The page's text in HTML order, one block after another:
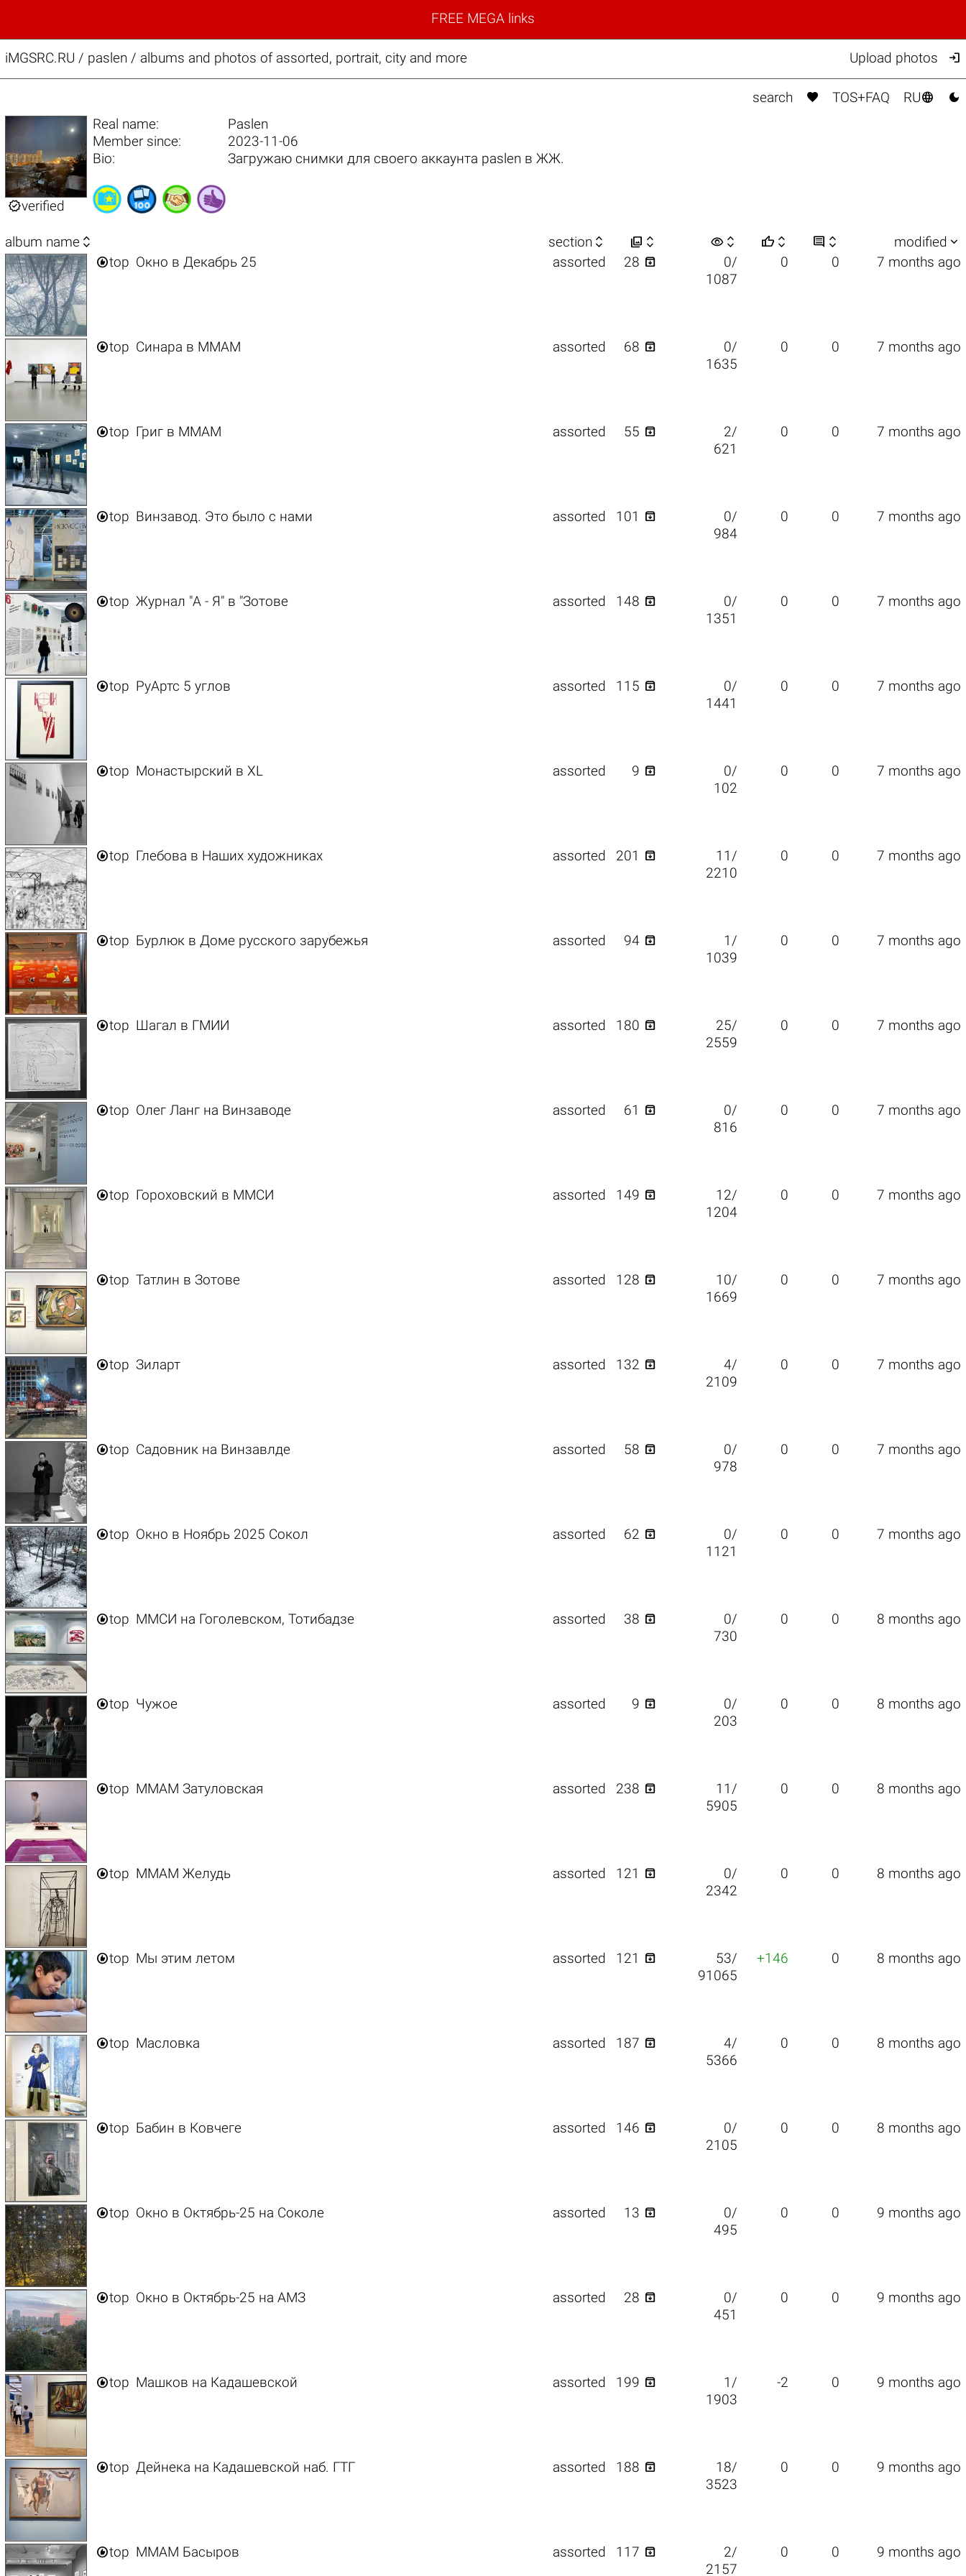
FREE MEGA links
iMGSRC.RU / paslen / albums and photos of assorted, portrait, city and more Upload photos 
search  TOS+FAQ RU 
verified
Real name:
Paslen
Member since:
2023-11-06
Bio:
Загружаю снимки для своего аккаунта paslen в ЖЖ.
album name  section    visibility      modified 
top Окно в Декабрь 25 assorted 28 
0/
1087
0 0 7 months ago
top Синара в ММАМ assorted 68 
0/
1635
0 0 7 months ago
top Григ в ММАМ assorted 55 
2/
621
0 0 7 months ago
top Винзавод. Это было с нами assorted 101 
0/
984
0 0 7 months ago
top Журнал "А - Я" в "Зотове assorted 148 
0/
1351
0 0 7 months ago
top РуАртс 5 углов assorted 115 
0/
1441
0 0 7 months ago
top Монастырский в ХL assorted 9 
0/
102
0 0 7 months ago
top Глебова в Наших художниках assorted 201 
11/
2210
0 0 7 months ago
top Бурлюк в Доме русского зарубежья assorted 94 
1/
1039
0 0 7 months ago
top Шагал в ГМИИ assorted 180 
25/
2559
0 0 7 months ago
top Олег Ланг на Винзаводе assorted 61 
0/
816
0 0 7 months ago
top Гороховский в ММСИ assorted 149 
12/
1204
0 0 7 months ago
top Татлин в Зотове assorted 128 
10/
1669
0 0 7 months ago
top Зиларт assorted 132 
4/
2109
0 0 7 months ago
top Cадовник на Винзавлде assorted 58 
0/
978
0 0 7 months ago
top Окно в Ноябрь 2025 Сокол assorted 62 
0/
1121
0 0 7 months ago
top ММСИ на Гоголевском, Тотибадзе assorted 38 
0/
730
0 0 8 months ago
top Чужое assorted 9 
0/
203
0 0 8 months ago
top ММАМ Затуловская assorted 238 
11/
5905
0 0 8 months ago
top ММАМ Желудь assorted 121 
0/
2342
0 0 8 months ago
top Мы этим летом assorted 121 
53/
91065
+146 0 8 months ago
top Масловка assorted 187 
4/
5366
0 0 8 months ago
top Бабин в Ковчеге assorted 146 
0/
2105
0 0 8 months ago
top Окно в Октябрь-25 на Соколе assorted 13 
0/
495
0 0 9 months ago
top Окно в Октябрь-25 на АМЗ assorted 28 
0/
451
0 0 9 months ago
top Машков на Кадашевской assorted 199 
1/
1903
-2 0 9 months ago
top Дейнека на Кадашевской наб. ГТГ assorted 188 
18/
3523
0 0 9 months ago
top ММАМ Басыров assorted 117 
2/
2157
0 0 9 months ago